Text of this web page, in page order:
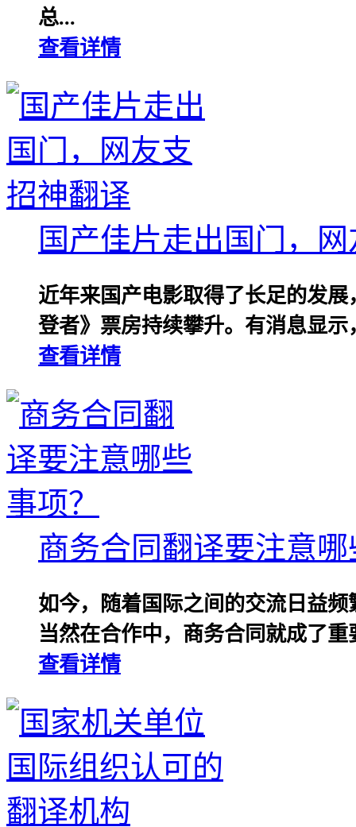
总...
查看详情
国产佳片走出国门，
近年来国产电影取得了长足的发
登者》票房持续攀升。有消息显
查看详情
商务合同翻译要注意
如今，随着国际之间的交流日益
当然在合作中，商务合同就成了
查看详情